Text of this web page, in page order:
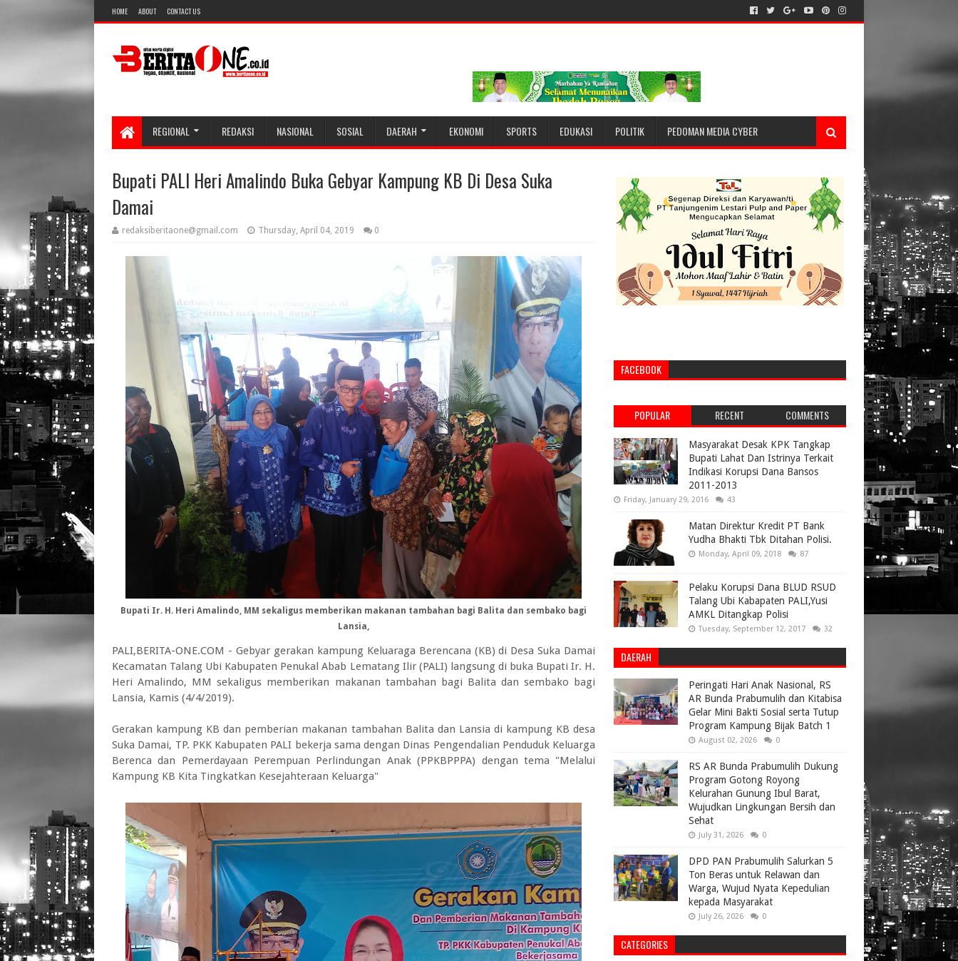
HOME ABOUT CONTACT US
REGIONAL REDAKSI NASIONAL SOSIAL DAERAH EKONOMI SPORTS EDUKASI POLITIK PEDOMAN MEDIA CYBER
Bupati PALI Heri Amalindo Buka Gebyar Kampung KB Di Desa Suka
Damai
redaksiberitaone@gmail.com Thursday, April 04, 2019 0
Bupati Ir. H. Heri Amalindo, MM sekaligus memberikan makanan tambahan bagi Balita dan sembako bagi
Lansia,
PALI,BERITA-ONE.COM - Gebyar gerakan kampung Keluaraga Berencana (KB) di Desa Suka Damai
Kecamatan Talang Ubi Kabupaten Penukal Abab Lematang Ilir (PALI) langsung di buka Bupati Ir. H.
Heri Amalindo, MM sekaligus memberikan makanan tambahan bagi Balita dan sembako bagi
Lansia, Kamis (4/4/2019).
Gerakan kampung KB dan pemberian makanan tambahan Balita dan Lansia di kampung KB desa
Suka Damai, TP. PKK Kabupaten PALI bekerja sama dengan Dinas Pengendalian Penduduk Keluarga
Berenca dan Pemerdayaan Perempuan Perlindungan Anak (PPKBPPPA) dengan tema "Melalui
Kampung KB Kita Tingkatkan Kesejahteraan Keluarga"
FACEBOOK
POPULAR RECENT COMMENTS
Masyarakat Desak KPK Tangkap
Bupati Lahat Dan Istrinya Terkait
Indikasi Korupsi Dana Bansos
2011-2013
Friday, January 29, 2016 43
Matan Direktur Kredit PT Bank
Yudha Bhakti Tbk Ditahan Polisi.
Monday, April 09, 2018 87
Pelaku Korupsi Dana BLUD RSUD
Talang Ubi Kabapaten PALI,Yusi
AMKL Ditangkap Polisi
Tuesday, September 12, 2017 32
DAERAH
Peringati Hari Anak Nasional, RS
AR Bunda Prabumulih dan Kitabisa
Gelar Mini Bakti Sosial serta Tutup
Program Kampung Bijak Batch 1
August 02, 2026 0
RS AR Bunda Prabumulih Dukung
Program Gotong Royong
Kelurahan Gunung Ibul Barat,
Wujudkan Lingkungan Bersih dan
Sehat
July 31, 2026 0
DPD PAN Prabumulih Salurkan 5
Ton Beras untuk Relawan dan
Warga, Wujud Nyata Kepedulian
kepada Masyarakat
July 26, 2026 0
CATEGORIES